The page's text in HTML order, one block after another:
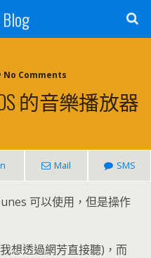
No Comments
的音樂播放器
Mail SMS
可以使用，但是操作
想透過網芳直接聽)，而